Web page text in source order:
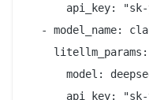
api_key:
- model_name:
    litellm_params:
model: